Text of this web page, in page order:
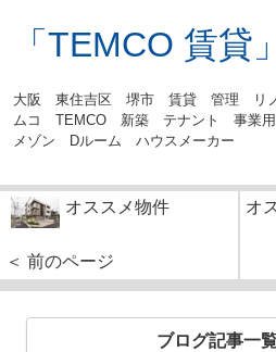
「TEMCO 賃貸」
大阪 東住吉区 堺市 賃貸 管理 リ
ムコ TEMCO 新築 テナント 事業
メゾン Dルーム ハウスメーカー
オススメ物件
＜ 前のページ
オ
ブログ記事一